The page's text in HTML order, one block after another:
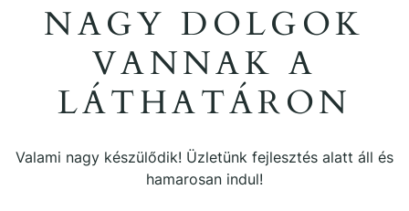
NAGY DOLGOK
VANNAK A
LÁTHATÁRON
Valami nagy készülődik! Üzletünk fejlesztés alatt áll és
hamarosan indul!